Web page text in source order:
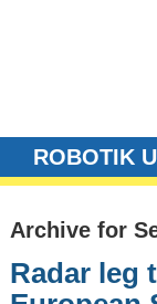
ROBOTIK
Archive for
Radar leg